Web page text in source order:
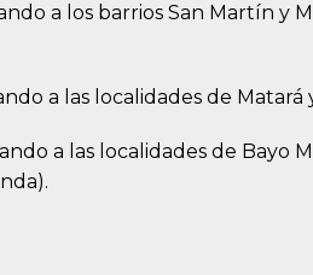
a los barrios San Martín y
a las localidades de
a las localidades de Bayo